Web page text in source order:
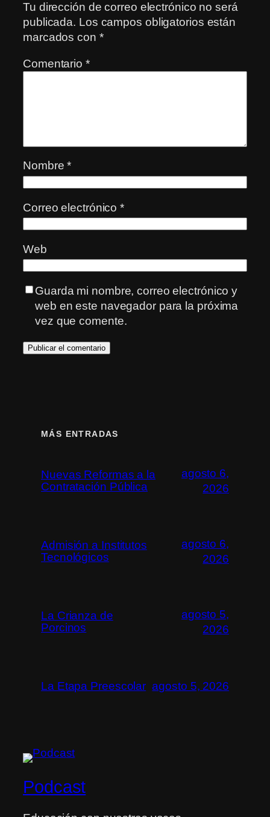
Tu dirección de correo electrónico no será
publicada. Los campos obligatorios están
marcados con *
Comentario *
Nombre*
Correo electrónico*
Web
Guarda mi nombre, correo electrónico y
web en este navegador para la próxima
vez que comente.
MÁS ENTRADAS
Nuevas Reformas a la
Contratación Pública
agosto 6,
2026
Admisión a Institutos
Tecnológicos
agosto 6,
2026
La Crianza de
Porcinos
agosto 5,
2026
La Etapa Preescolar agosto 5, 2026
Podcast